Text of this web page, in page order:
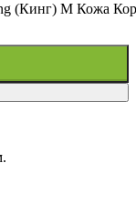
(Кинг) M Кожа